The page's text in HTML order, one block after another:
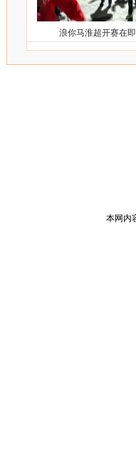
浪你马淮超开赛在
本网内